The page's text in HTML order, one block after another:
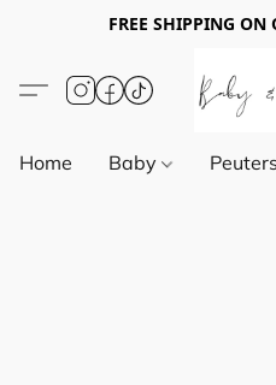
FREE SHIPPING ON
Home Baby